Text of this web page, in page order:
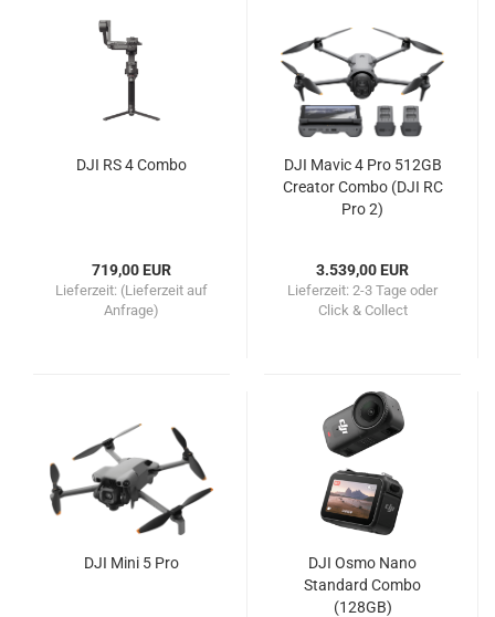
DJI RS 4 Combo
719,00 EUR
Lieferzeit: (Lieferzeit auf
Anfrage)
DJI Mavic 4 Pro 512GB
Creator Combo (DJI RC
Pro 2)
3.539,00 EUR
Lieferzeit: 2-3 Tage oder
Click & Collect
DJI Mini 5 Pro
DJI Osmo Nano
Standard Combo
(128GB)